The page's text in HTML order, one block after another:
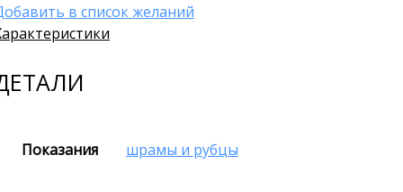
в список желаний
Показания шрамы и рубцы